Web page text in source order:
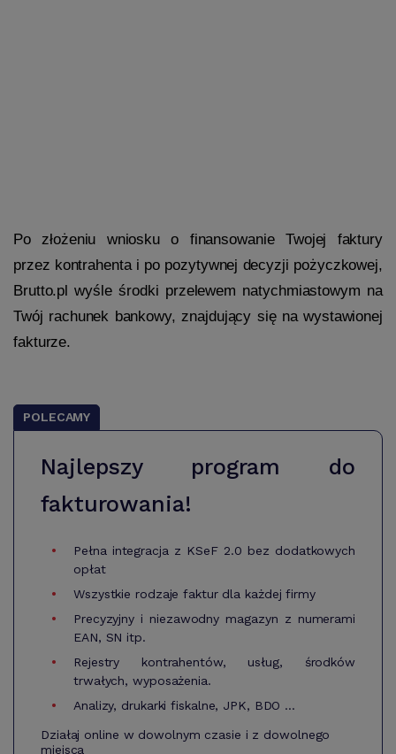
Po złożeniu wniosku o finansowanie Twojej faktury
przez kontrahenta i po pozytywnej decyzji pożyczkowej,
Brutto.pl wyśle środki przelewem natychmiastowym na
Twój rachunek bankowy, znajdujący się na wystawionej
fakturze.
POLECAMY
Najlepszy program do
fakturowania!
Pełna integracja z KSeF 2.0 bez dodatkowych
opłat
Wszystkie rodzaje faktur dla każdej firmy
Precyzyjny i niezawodny magazyn z numerami
EAN, SN itp.
Rejestry kontrahentów, usług, środków
trwałych, wyposażenia.
Analizy, drukarki fiskalne, JPK, BDO ...
Działaj online w dowolnym czasie i z dowolnego
miejsca